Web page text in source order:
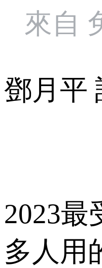
來自
鄧月平
2023最
多人用